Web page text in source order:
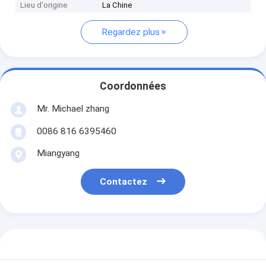
Lieu d'origine
La Chine
Regardez plus
Coordonnées
Mr. Michael zhang
0086 816 6395460
Miangyang
Contactez